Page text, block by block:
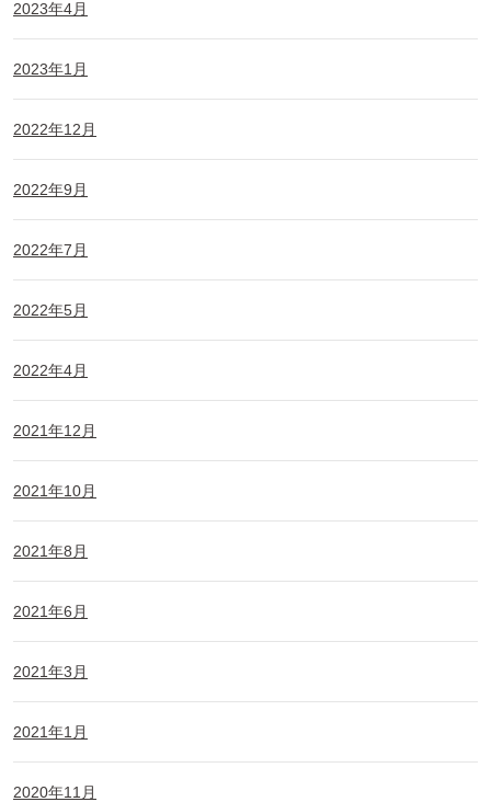
2023年4月
2023年1月
2022年12月
2022年9月
2022年7月
2022年5月
2022年4月
2021年12月
2021年10月
2021年8月
2021年6月
2021年3月
2021年1月
2020年11月